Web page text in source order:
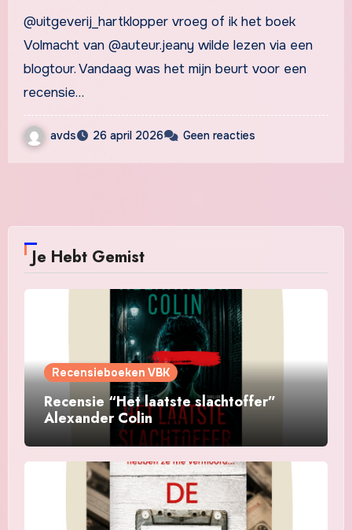
@uitgeverij_hartklopper vroeg of ik het boek
Volmacht van @auteur.jeany wilde lezen via een
blogtour. Vandaag was het mijn beurt voor een
recensie…
avds 26 april 2026 Geen reacties
Je Hebt Gemist
Recensieboeken VBK
Recensie “Het laatste slachtoffer”
Alexander Colin